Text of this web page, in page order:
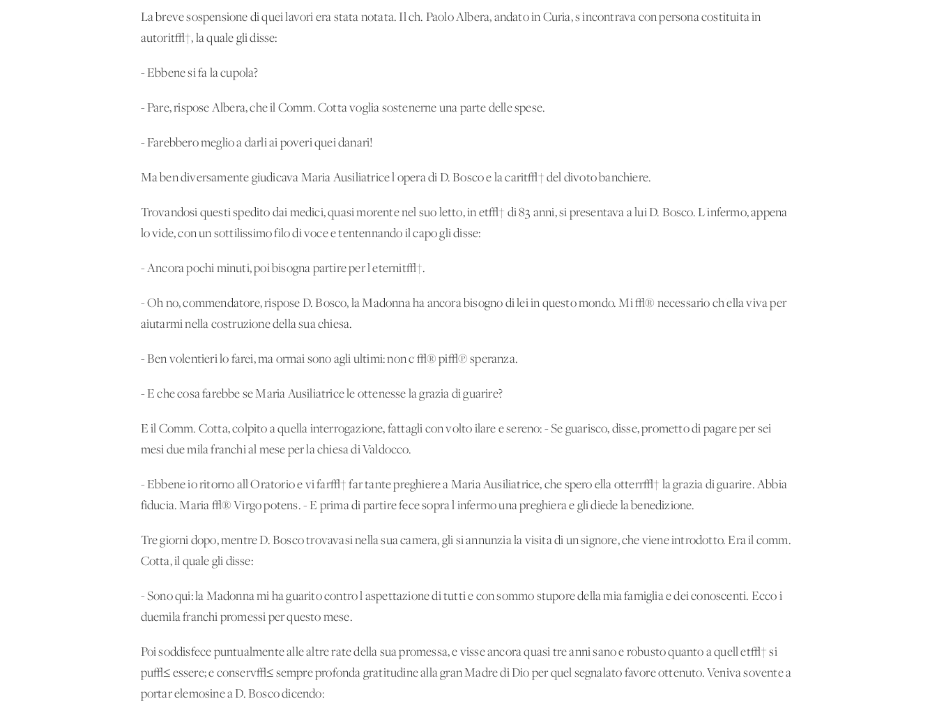
La breve sospensione di quei lavori era stata notata. Il ch. Paolo Albera, andato in Curia, s'incontrava con persona costituita in
autorit√†, la quale gli disse:
- Ebbene si fa la cupola?
- Pare, rispose Albera, che il Comm. Cotta voglia sostenerne una parte delle spese.
- Farebbero meglio a darli ai poveri quei danari!
Ma ben diversamente giudicava Maria Ausiliatrice l'opera di D. Bosco e la carit√† del divoto banchiere.
Trovandosi questi spedito dai medici, quasi morente nel suo letto, in et√† di 83 anni, si presentava a lui D. Bosco. L'infermo, appena
lo vide, con un sottilissimo filo di voce e tentennando il capo gli disse:
- Ancora pochi minuti, poi bisogna partire per l'eternit√†.
- Oh no, commendatore, rispose D. Bosco, la Madonna ha ancora bisogno di lei in questo mondo. Mi √® necessario ch'ella viva per
aiutarmi nella costruzione della sua chiesa.
- Ben volentieri lo farei, ma ormai sono agli ultimi: non c'√® pi√π speranza.
- E che cosa farebbe se Maria Ausiliatrice le ottenesse la grazia di guarire?
E il Comm. Cotta, colpito a quella interrogazione, fattagli con volto ilare e sereno: - Se guarisco, disse, prometto di pagare per sei
mesi due mila franchi al mese per la chiesa di Valdocco.
- Ebbene io ritorno all'Oratorio e vi far√† far tante preghiere a Maria Ausiliatrice, che spero ella otterr√† la grazia di guarire. Abbia
fiducia. Maria √® Virgo potens. - E prima di partire fece sopra l'infermo una preghiera e gli diede la benedizione.
Tre giorni dopo, mentre D. Bosco trovavasi nella sua camera, gli si annunzia la visita di un signore, che viene introdotto. Era il comm.
Cotta, il quale gli disse:
- Sono qui: la Madonna mi ha guarito contro l'aspettazione di tutti e con sommo stupore della mia famiglia e dei conoscenti. Ecco i
duemila franchi promessi per questo mese.
Poi soddisfece puntualmente alle altre rate della sua promessa, e visse ancora quasi tre anni sano e robusto quanto a quell'et√† si
pu√≤ essere; e conserv√≤ sempre profonda gratitudine alla gran Madre di Dio per quel segnalato favore ottenuto. Veniva sovente a
portar elemosine a D. Bosco dicendo: